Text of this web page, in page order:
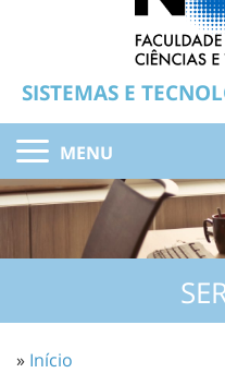
SISTEMAS E
MENU
» Início